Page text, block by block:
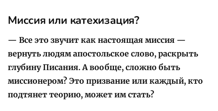
Миссия или катехизация?
— Все это звучит как настоящая миссия —
вернуть людям апостольское слово, раскрыть
глубину Писания. А вообще, сложно быть
миссионером? Это призвание или каждый, кто
подтянет теорию, может им стать?